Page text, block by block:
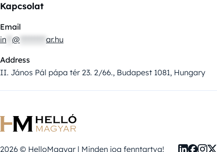
Kapcsolat
Email
in @ ar.hu
Address
II. János Pál pápa tér 23. 2/66., Budapest 1081, Hungary
2026 © HelloMagyar | Minden jog fenntartva!